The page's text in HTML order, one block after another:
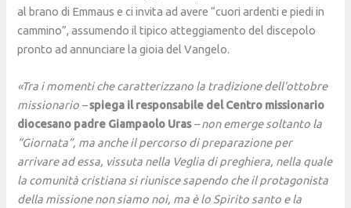
al brano di Emmaus e ci invita ad avere “cuori ardenti e piedi in
cammino”, assumendo il tipico atteggiamento del discepolo
pronto ad annunciare la gioia del Vangelo.
«Tra i momenti che caratterizzano la tradizione dell’ottobre
missionario –spiega il responsabile del Centro missionario
diocesano padre Giampaolo Uras– non emerge soltanto la
“Giornata”, ma anche il percorso di preparazione per
arrivare ad essa, vissuta nella Veglia di preghiera, nella quale
la comunità cristiana si riunisce sapendo che il protagonista
della missione non siamo noi, ma è lo Spirito santo e la